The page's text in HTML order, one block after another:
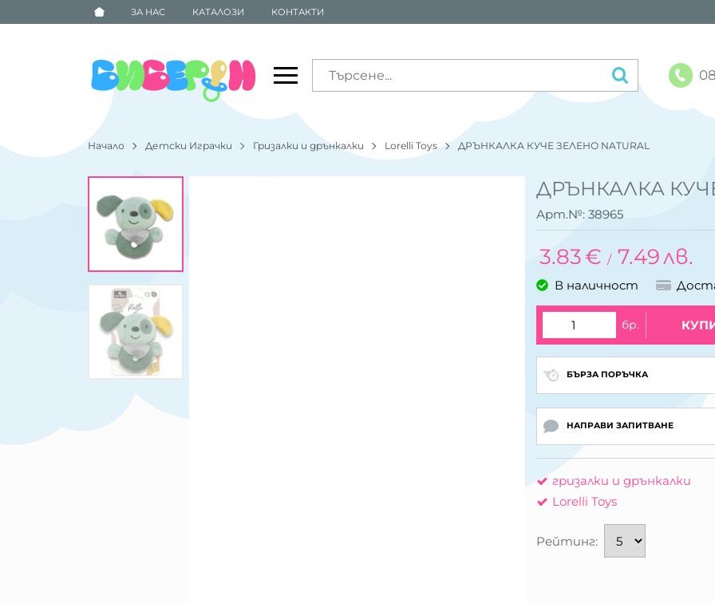
ЗА НАС КАТАЛОЗИ КОНТАКТИ
Начало Детски Играчки Гризалки и дрънкалки Lorelli Toys ДРЪНКАЛКА КУЧЕ ЗЕЛЕНО NATURAL
ДРЪНКАЛКА
Арт.№: 38965
3.83€ / 7.49лв.
В наличност
бр.
БЪРЗА ПОРЪЧКА
НАПРАВИ ЗАПИТВАНЕ
гризалки и дрънкалки
Lorelli Toys
Рейтинг: